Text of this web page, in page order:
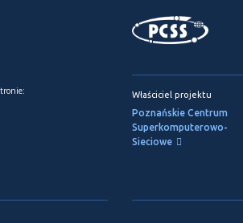
Właściciel projektu
Poznańskie Centrum
Superkomputerowo-
Sieciowe